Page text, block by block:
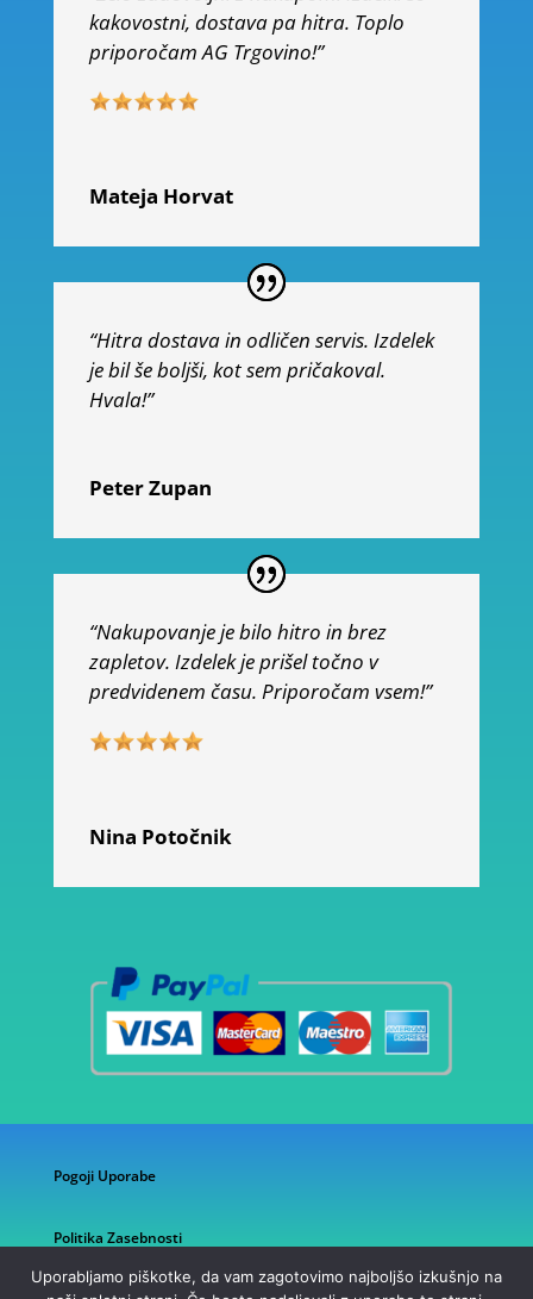
kakovostni, dostava pa hitra. Toplo
priporočam AG Trgovino!”
Mateja Horvat
“Hitra dostava in odličen servis. Izdelek
je bil še boljši, kot sem pričakoval.
Hvala!”
Peter Zupan
“Nakupovanje je bilo hitro in brez
zapletov. Izdelek je prišel točno v
predvidenem času. Priporočam vsem!”
Nina Potočnik
Pogoji Uporabe
Politika Zasebnosti
Uporabljamo piškotke, da vam zagotovimo najboljšo izkušnjo na